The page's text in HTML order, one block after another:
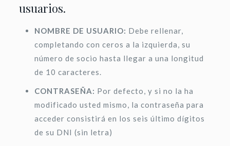
usuarios.
NOMBRE DE USUARIO: Debe rellenar,
completando con ceros a la izquierda, su
número de socio hasta llegar a una longitud
de 10 caracteres.
CONTRASEÑA: Por defecto, y si no la ha
modificado usted mismo, la contraseña para
acceder consistirá en los seis último dígitos
de su DNI (sin letra)